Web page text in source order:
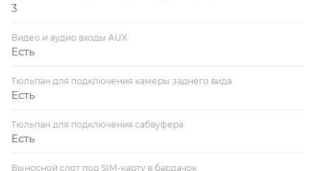
3
Видео и аудио входы AUX
Есть
Тюльпан для подключения камеры заднего вида
Есть
Тюльпан для подключения сабвуфера
Есть
Выносной слот под SIM-карту в бардачок